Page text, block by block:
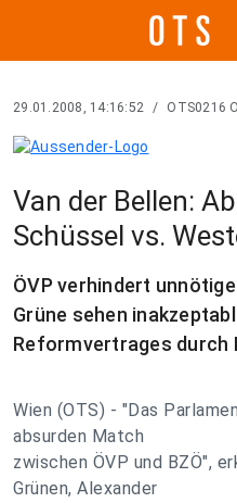
29.01.2008, 14:16:52 / OTS0216
Van der Bellen:
Schüssel vs.
ÖVP verhindert
Grüne sehen
Reformvertrages durch
Wien (OTS) - "Das
absurden Match
zwischen ÖVP und BZÖ",
Grünen, Alexander